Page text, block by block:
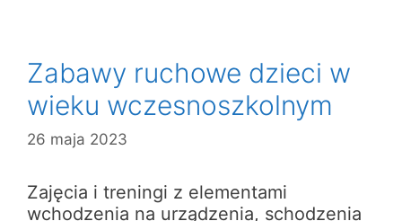
Zabawy ruchowe dzieci w
wieku wczesnoszkolnym
26 maja 2023
Zajęcia i treningi z elementami
wchodzenia na urządzenia, schodzenia